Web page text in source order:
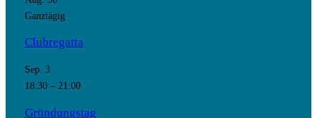
Ganztägig
Clubregatta
Sep. 3
18:30– 21:00
Gründungstag